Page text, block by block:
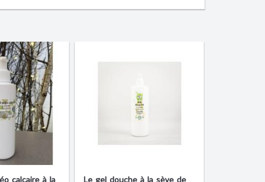
calcaire à la Le gel douche à la sève de